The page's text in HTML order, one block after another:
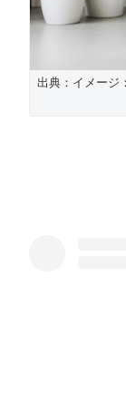
出典：イメージ